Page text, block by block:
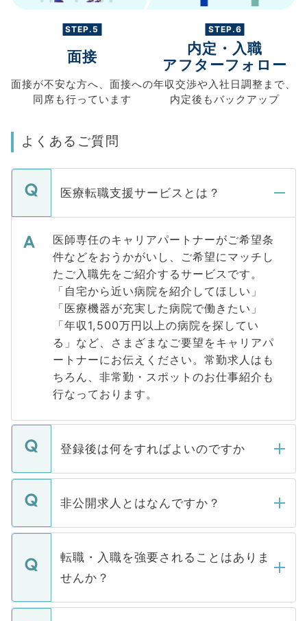
STEP.5
面接
面接が不安な方へ、 面接への
同席も行っています
STEP.6
内定・入職
アフターフォロー
年収交渉や入社日調整まで、
内定後もバックアップ
よくあるご質問
医療転職支援サービスとは？
医師専任のキャリアパートナーがご希望条
件などをおうかがいし、ご希望にマッチし
たご入職先をご紹介するサービスです。
「自宅から近い病院を紹介してほしい」
「医療機器が充実した病院で働きたい」
「年収1,500万円以上の病院を探してい
る」など、さまざまなご要望をキャリアパ
ートナーにお伝えください。常勤求人はも
ちろん、非常勤・スポットのお仕事紹介も
行なっております。
登録後は何をすればよいのですか
ご登録いただきましたら、弊社担当者がご
登録内容を確認し、その後メールもしくは
ます。通常、5営業日以内にはご連絡をせて
いただきますので、しばらくお待ちくださ
非公開求人とはなんですか？
マイナビDOCTORで取り扱っている求人の
うち約3割は、Webサイトからご覧いただ
けない「非公開求人」です。非公開求人は
下記の理由によって、一般には公開してい
ません。
転職・入職を強要されることはありま
せんか？
転職・入職を強要することは一切ありませ